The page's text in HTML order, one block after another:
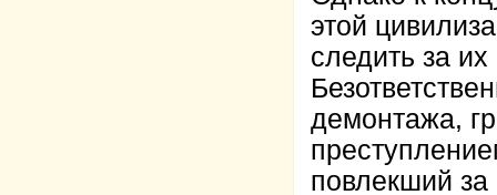
этой
следить за
демонтажа,
повлекший